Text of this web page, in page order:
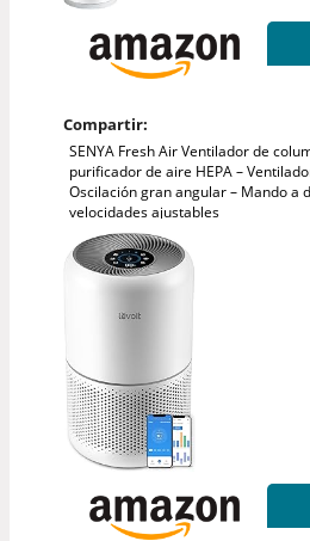
Compartir:
SENYA Fresh Air Ventilador de
purificador de aire HEPA –
Oscilación gran angular – Mando a
velocidades ajustables